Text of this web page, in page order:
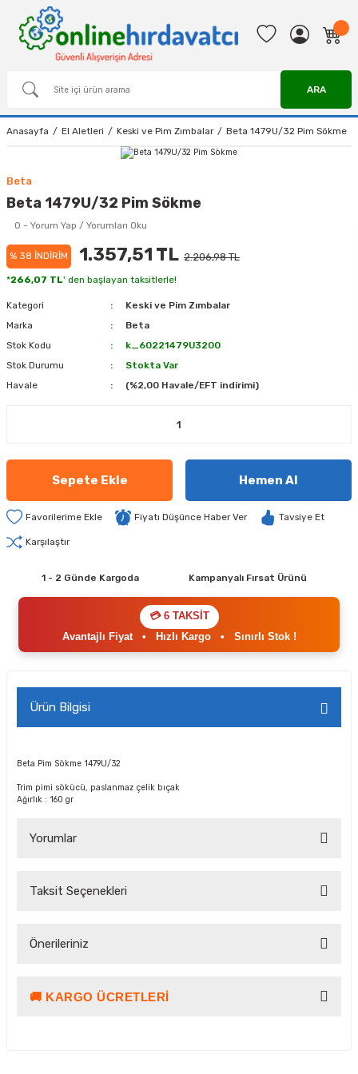
ARA
Anasayfa El Aletleri Keski ve Pim Zımbalar Beta 1479U/32 Pim Sökme
Beta
Beta 1479U/32 Pim Sökme
0 - Yorum Yap / Yorumları Oku
% 38 İNDİRİM 1.357,51 TL 2.206,98 TL
*266,07 TL' den başlayan taksitlerle!
Kategori
Keski ve Pim Zımbalar
Marka
Beta
Stok Kodu
k_60221479U3200
Stok Durumu
Stokta Var
Havale
(%2,00 Havale/EFT indirimi)
Sepete Ekle Hemen Al
Fiyatı Düşünce Haber Ver Tavsiye Et
Karşılaştır
1 - 2 Günde Kargoda Kampanyalı Fırsat Ürünü
💳 6 TAKSİT
Avantajlı Fiyat• Hızlı Kargo• Sınırlı Stok !
Ürün Bilgisi
Beta Pim Sökme 1479U/32
Trim pimi sökücü, paslanmaz çelik bıçak
Ağırlık : 160 gr
Yorumlar
Taksit Seçenekleri
Önerileriniz
Bu ürünün fiyat bilgisi, resim, ürün açıklamalarında ve diğer
🚚 KARGO ÜCRETLERI